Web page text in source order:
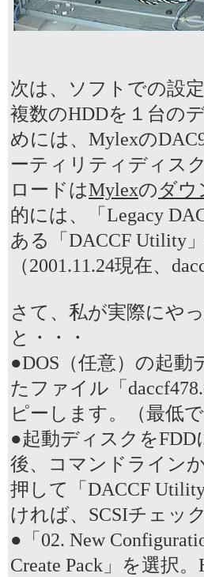
次は、ソフトでの設定
複数のHDDを１台の
めには、Mylexの
ーティリティディス
ロードはMylexのダウ
的には、「Legacy
ある「DACCF Utility
（2001.11.24現在、
さて、私が実際にや
と・・・
●DOS（任意）の起
たファイル「
ピーします。（最低
●起動ディスクをFDD
後、コマンドライン
押して「DACCF
ければ、SCSIチェッ
●「02. New
Create Pack」を選択